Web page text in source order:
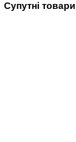
Супутні товари